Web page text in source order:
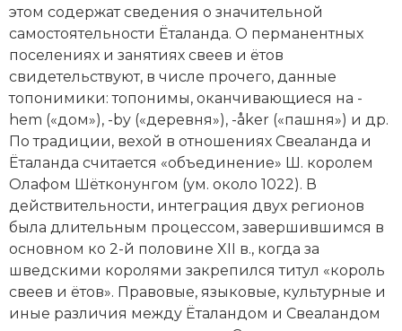
этом содержат сведения о значительной
самостоятельности Ёталанда. О перманентных
поселениях и занятиях свеев и ётов
свидетельствуют, в числе прочего, данные
топонимики: топонимы, оканчивающиеся на -
hem («дом»), -by («деревня»), -åker («пашня») и др.
По традиции, вехой в отношениях Свеаланда и
Ёталанда считается «объединение» Ш. королем
Олафом Шётконунгом (ум. около 1022). В
действительности, интеграция двух регионов
была длительным процессом, завершившимся в
основном ко 2-й половине XII в., когда за
шведскими королями закрепился титул «король
свеев и ётов». Правовые, языковые, культурные и
иные различия между Ёталандом и Свеаландом